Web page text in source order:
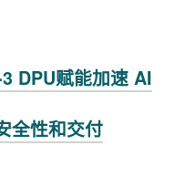
DPU赋能加速 AI
全性和交付